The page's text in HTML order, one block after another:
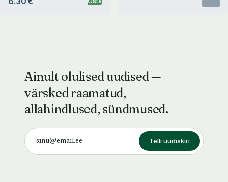
Ainult olulised uudised —
värsked raamatud,
allahindlused, sündmused.
Telli uudiskiri